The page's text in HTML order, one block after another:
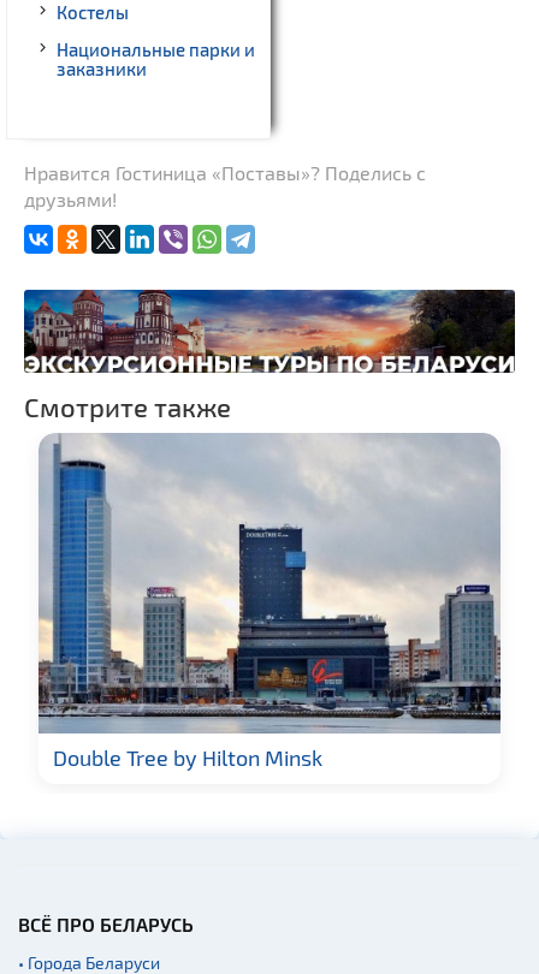
Костелы
Национальные парки и
заказники
Нравится Гостиница «Поставы»? Поделись с
друзьями!
Смотрите также
Double Tree by Hilton Minsk
ВСЁ ПРО БЕЛАРУСЬ
• Города Беларуси